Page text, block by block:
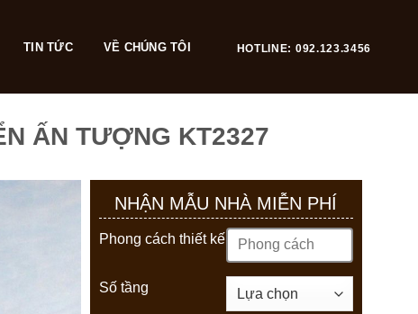
TIN TỨC VỀ CHÚNG TÔI HOTLINE: 092.123.3456
ẤN TƯỢNG KT2327
NHẬN MẪU NHÀ MIỄN PHÍ
Phong cách thiết kế
Số tầng